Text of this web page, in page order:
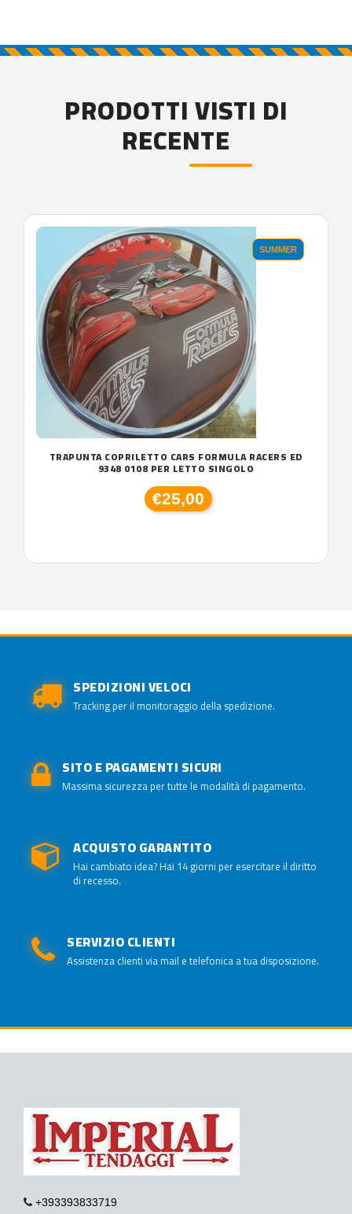
PRODOTTI VISTI DI
RECENTE
'.'
SUMMER
TRAPUNTA COPRILETTO CARS FORMULA RACERS ED
9348 0108 PER LETTO SINGOLO
€25,00
SPEDIZIONI VELOCI
Tracking per il monitoraggio della spedizione.
SITO E PAGAMENTI SICURI
Massima sicurezza per tutte le modalità di pagamento.
ACQUISTO GARANTITO
Hai cambiato idea? Hai 14 giorni per esercitare il diritto
di recesso.
SERVIZIO CLIENTI
Assistenza clienti via mail e telefonica a tua disposizione.
+393393833719